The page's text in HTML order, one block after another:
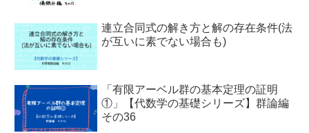
連立合同式の解き方と解の存在条件(法
が互いに素でない場合も)
「有限アーベル群の基本定理の証明
①」【代数学の基礎シリーズ】群論編
その36